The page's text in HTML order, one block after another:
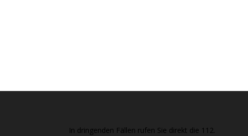
In dringenden Fällen rufen Sie direkt die 112.